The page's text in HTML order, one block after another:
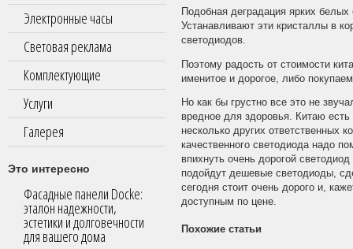
Электронные часы
Световая реклама
Комплектующие
Услуги
Галерея
Это интересно
Фасадные панели Docke:
эталон надежности,
эстетики и долговечности
для вашего дома
Подобная деградация ярких
Устанавливают эти кристаллы в
светодиодов.
Поэтому радость от стоимости
именитое и дорогое, либо
Но как бы грустно все это не
вредное для здоровья. Китаю
несколько других ответственных
качественного светодиода надо
впихнуть очень дорогой
подойдут дешевые светодиоды,
сегодня стоит очень дорого и,
доступным по цене.
Похожие статьи